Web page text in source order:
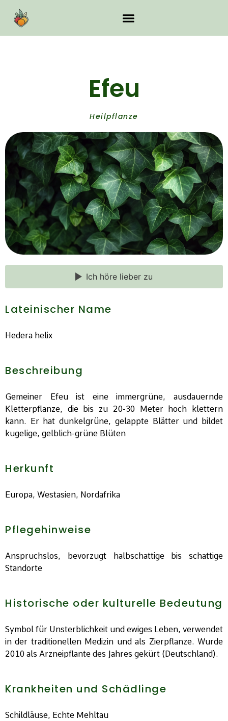
Efeu
Heilpflanze
Ich höre lieber zu
Lateinischer Name
Hedera helix
Beschreibung
Gemeiner Efeu ist eine immergrüne, ausdauernde
Kletterpflanze, die bis zu 20-30 Meter hoch klettern
kann. Er hat dunkelgrüne, gelappte Blätter und bildet
kugelige, gelblich-grüne Blüten
Herkunft
Europa, Westasien, Nordafrika
Pflegehinweise
Anspruchslos, bevorzugt halbschattige bis schattige
Standorte
Historische oder kulturelle Bedeutung
Symbol für Unsterblichkeit und ewiges Leben, verwendet
in der traditionellen Medizin und als Zierpflanze. Wurde
2010 als Arzneipflante des Jahres gekürt (Deutschland).
Krankheiten und Schädlinge
Schildläuse, Echte Mehltau